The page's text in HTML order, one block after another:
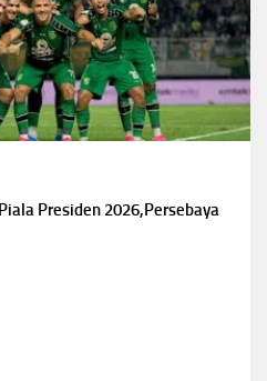
Presiden 2026,Persebaya